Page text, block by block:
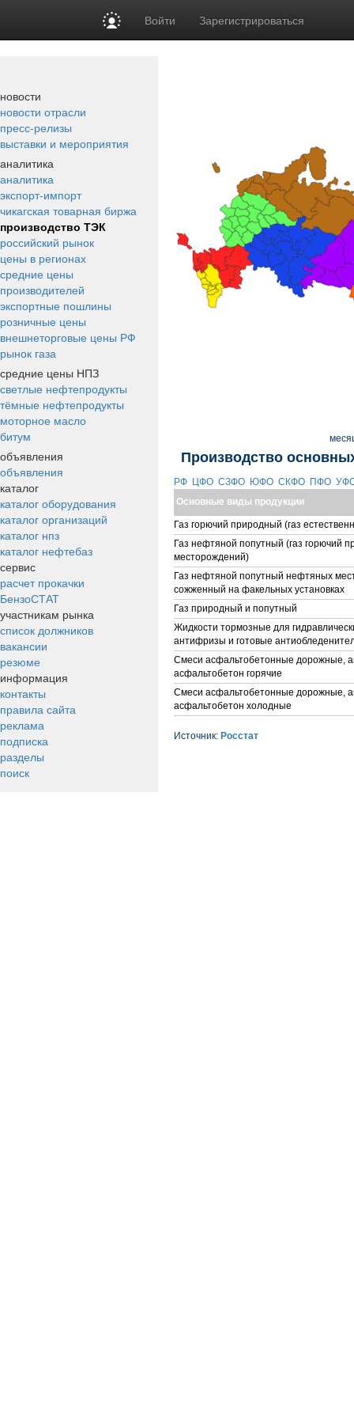
Войти Зарегистрироваться
новости
новости отрасли
пресс-релизы
выставки и мероприятия
аналитика
аналитика
экспорт-импорт
чикагская товарная биржа
производство ТЭК
российский рынок
цены в регионах
средние цены
производителей
экспортные пошлины
розничные цены
внешнеторговые цены РФ
рынок газа
средние цены НПЗ
светлые нефтепродукты
тёмные нефтепродукты
моторное масло
битум
объявления
объявления
каталог
каталог оборудования
каталог организаций
каталог нпз
каталог нефтебаз
сервис
расчет прокачки
БензоСТАТ
участникам рынка
список должников
вакансии
резюме
информация
контакты
правила сайта
реклама
подписка
разделы
поиск
Производство
РФ ЦФО СЗФО ЮФО СКФО ПФО
Основные виды продукции
Газ горючий природный (газ
Газ нефтяной попутный (газ горючий
месторождений)
Газ нефтяной попутный нефтяных
сожженный на факельных установках
Газ природный и попутный
Жидкости тормозные для
антифризы и готовые
Смеси асфальтобетонные дорожные,
асфальтобетон горячие
Смеси асфальтобетонные дорожные,
асфальтобетон холодные
Источник: Росстат